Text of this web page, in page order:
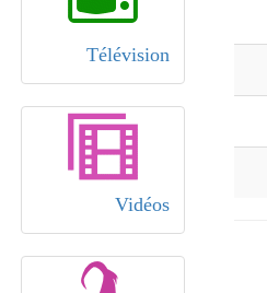
Télévision
Vidéos